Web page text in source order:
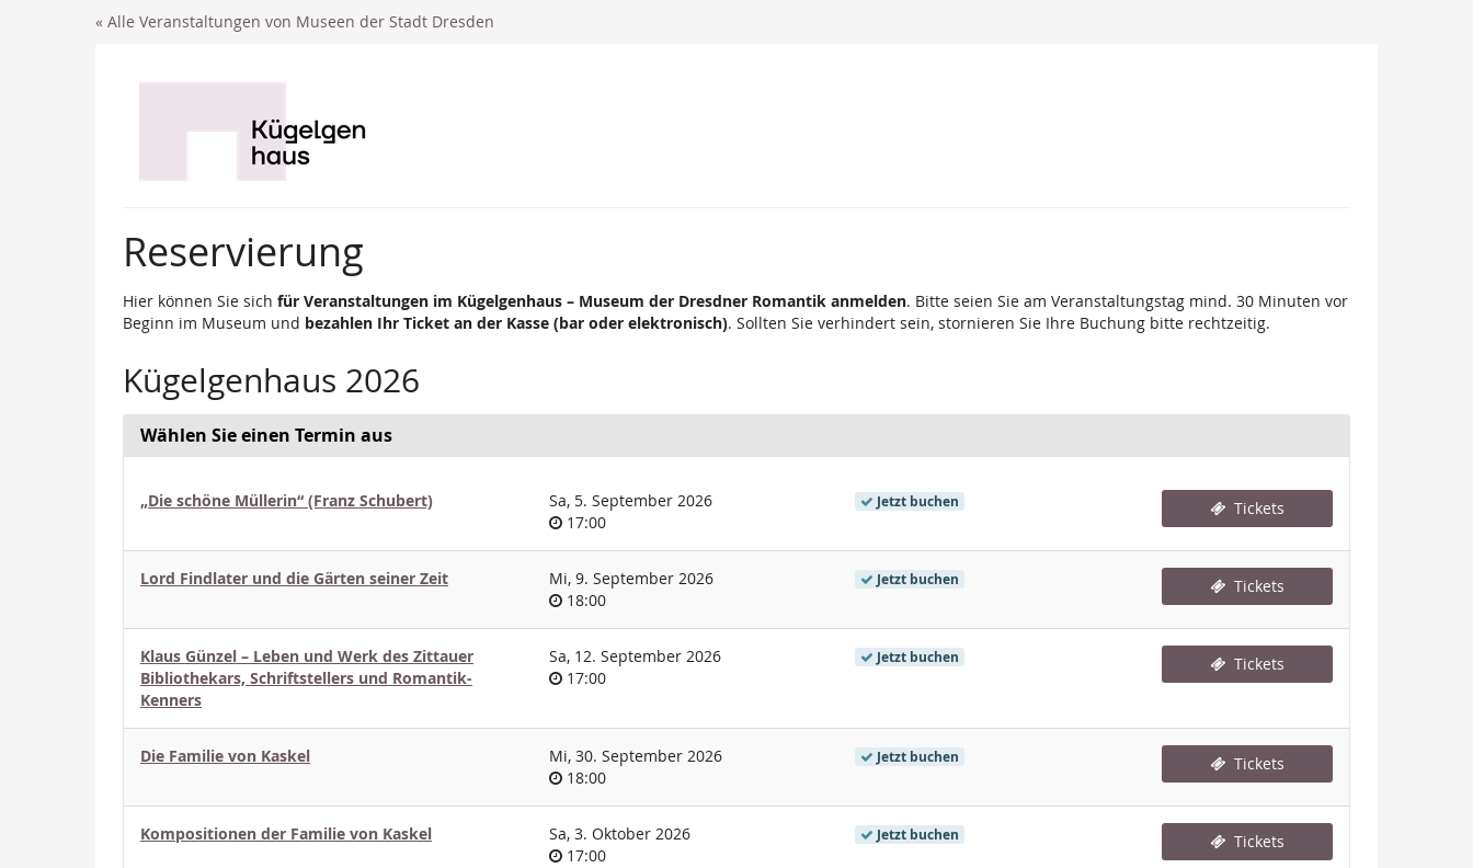
« Alle Veranstaltungen von Museen der Stadt Dresden
Reservierung
Hier können Sie sich für Veranstaltungen im Kügelgenhaus – Museum der Dresdner Romantik anmelden. Bitte seien Sie am Veranstaltungstag mind. 30 Minuten vor
Beginn im Museum und bezahlen Ihr Ticket an der Kasse (bar oder elektronisch). Sollten Sie verhindert sein, stornieren Sie Ihre Buchung bitte rechtzeitig.
Kügelgenhaus 2026
Wählen Sie einen Termin aus
„Die schöne Müllerin“ (Franz Schubert)
Sa, 5. September 2026
Uhrzeit
17:00
Jetzt buchen Tickets
Lord Findlater und die Gärten seiner Zeit
Mi, 9. September 2026
Uhrzeit
18:00
Jetzt buchen Tickets
Klaus Günzel – Leben und Werk des Zittauer
Bibliothekars, Schriftstellers und Romantik-
Kenners
Sa, 12. September 2026
Uhrzeit
17:00
Jetzt buchen Tickets
Die Familie von Kaskel
Mi, 30. September 2026
Uhrzeit
18:00
Jetzt buchen Tickets
Kompositionen der Familie von Kaskel
Sa, 3. Oktober 2026
Uhrzeit
17:00
Jetzt buchen Tickets